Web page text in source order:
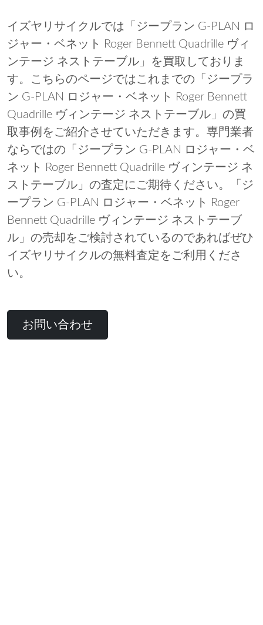
イズヤリサイクルでは「ジープラン G-PLAN ロ
ジャー・ベネット Roger Bennett Quadrille ヴィ
ンテージ ネストテーブル」を買取しておりま
す。こちらのページではこれまでの「ジープラ
ン G-PLAN ロジャー・ベネット Roger Bennett
Quadrille ヴィンテージ ネストテーブル」の買
取事例をご紹介させていただきます。専門業者
ならではの「ジープラン G-PLAN ロジャー・ベ
ネット Roger Bennett Quadrille ヴィンテージ ネ
ストテーブル」の査定にご期待ください。「ジ
ープラン G-PLAN ロジャー・ベネット Roger
Bennett Quadrille ヴィンテージ ネストテーブ
ル」の売却をご検討されているのであればぜひ
イズヤリサイクルの無料査定をご利用くださ
い。
お問い合わせ